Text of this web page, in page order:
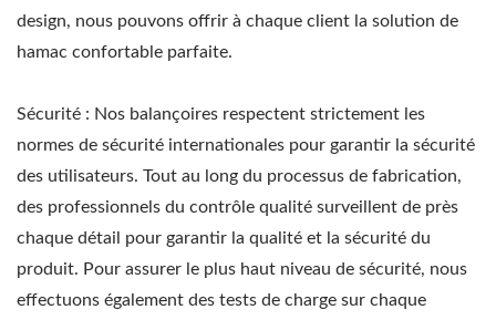
design, nous pouvons offrir à chaque client la solution de
hamac confortable parfaite.
Sécurité : Nos balançoires respectent strictement les
normes de sécurité internationales pour garantir la sécurité
des utilisateurs. Tout au long du processus de fabrication,
des professionnels du contrôle qualité surveillent de près
chaque détail pour garantir la qualité et la sécurité du
produit. Pour assurer le plus haut niveau de sécurité, nous
effectuons également des tests de charge sur chaque